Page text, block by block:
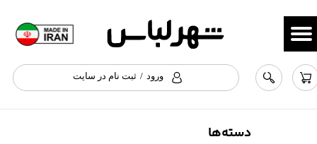
ورود / ثبت نام در سایت
حساب کاربری من
تغییر گذر واژه
سفارشات
خروج از حساب کاربری
دسته‌ها